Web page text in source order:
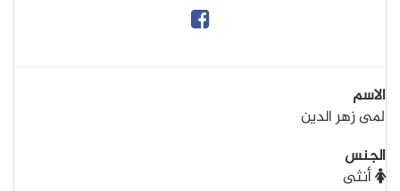
الاسم
لمى زهر الدين
الجنس
أنثى